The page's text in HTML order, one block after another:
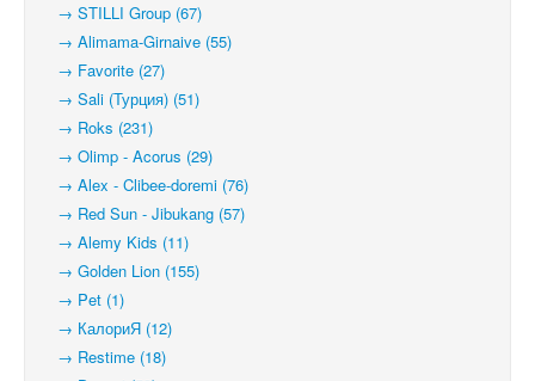
→ STILLI Group (67)
→ Alimama-Girnaive (55)
→ Favorite (27)
→ Sali (Турция) (51)
→ Roks (231)
→ Olimp - Acorus (29)
→ Alex - Clibee-doremi (76)
→ Red Sun - Jibukang (57)
→ Alemy Kids (11)
→ Golden Lion (155)
→ Pet (1)
→ КалориЯ (12)
→ Restime (18)